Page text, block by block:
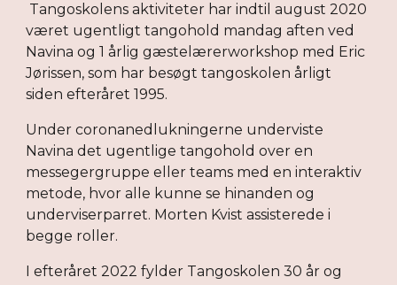
Tangoskolens aktiviteter har indtil august 2020
været ugentligt tangohold mandag aften ved
Navina og 1 årlig gæstelærerworkshop med Eric
Jørissen, som har besøgt tangoskolen årligt
siden efteråret 1995.
Under coronanedlukningerne underviste
Navina det ugentlige tangohold over en
messegergruppe eller teams med en interaktiv
metode, hvor alle kunne se hinanden og
underviserparret. Morten Kvist assisterede i
begge roller.
I efteråret 2022 fylder Tangoskolen 30 år og